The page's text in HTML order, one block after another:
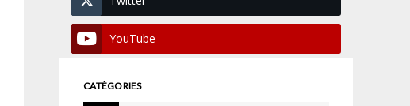
YouTube
CATÉGORIES